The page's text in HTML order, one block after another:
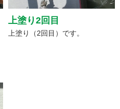
上塗り2回目
上塗り（2回目）です。